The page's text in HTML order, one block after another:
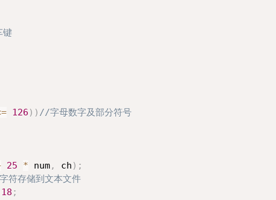
126 ) ) //字母数字及部分符号
25 * num, ch ) ;
符存储到文本文件
18 ;